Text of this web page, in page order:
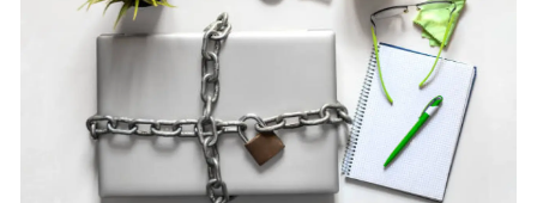
Van
Yozgat
Zonguldak
Aksaray